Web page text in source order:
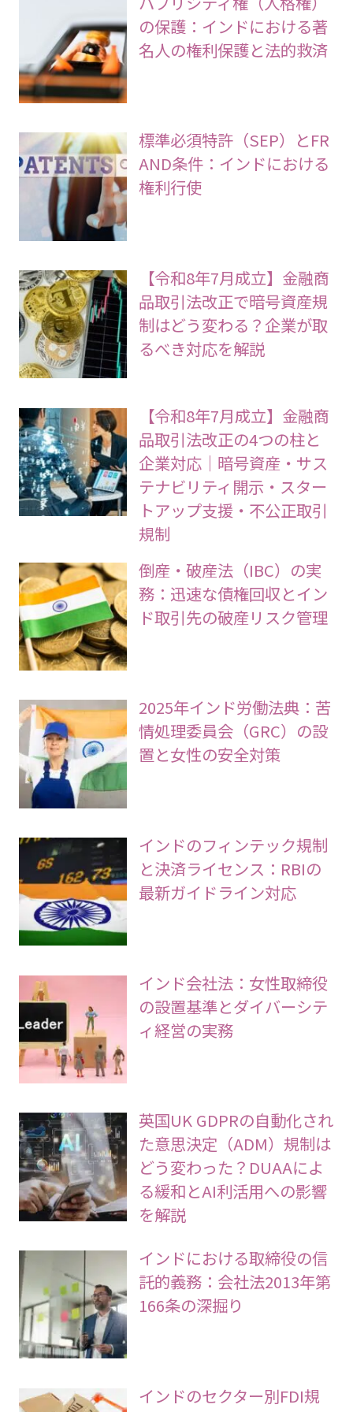
の保護：インドにおける著
名人の権利保護と法的救済
標準必須特許（SEP）とFR
AND条件：インドにおける
権利行使
【令和8年7月成立】金融商
品取引法改正で暗号資産規
制はどう変わる？企業が取
るべき対応を解説
【令和8年7月成立】金融商
品取引法改正の4つの柱と
企業対応｜暗号資産・サス
テナビリティ開示・スター
トアップ支援・不公正取引
規制
倒産・破産法（IBC）の実
務：迅速な債権回収とイン
ド取引先の破産リスク管理
2025年インド労働法典：苦
情処理委員会（GRC）の設
置と女性の安全対策
インドのフィンテック規制
と決済ライセンス：RBIの
最新ガイドライン対応
インド会社法：女性取締役
の設置基準とダイバーシテ
ィ経営の実務
英国UK GDPRの自動化され
た意思決定（ADM）規制は
どう変わった？DUAAによ
る緩和とAI利活用への影響
を解説
インドにおける取締役の信
託的義務：会社法2013年第
166条の深掘り
インドのセクター別FDI規